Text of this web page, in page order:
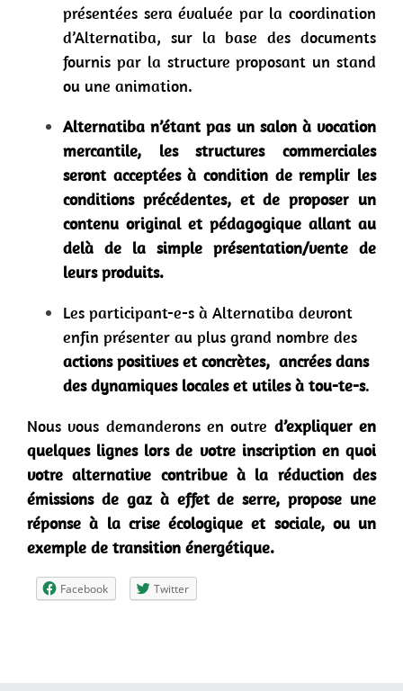
présentées sera évaluée par la coordination
d’Alternatiba, sur la base des documents
fournis par la structure proposant un stand
ou une animation.
Alternatiba n’étant pas un salon à vocation
mercantile, les structures commerciales
seront acceptées à condition de remplir les
conditions précédentes, et de proposer un
contenu original et pédagogique allant au
delà de la simple présentation/vente de
leurs produits.
Les participant-e-s à Alternatiba devront
enfin présenter au plus grand nombre des
actions positives et concrètes, ancrées dans
des dynamiques locales et utiles à tou-te-s.
Nous vous demanderons en outre d’expliquer en
quelques lignes lors de votre inscription en quoi
votre alternative contribue à la réduction des
émissions de gaz à effet de serre, propose une
réponse à la crise écologique et sociale, ou un
exemple de transition énergétique.
Facebook Twitter